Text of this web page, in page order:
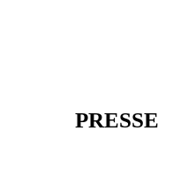
PRESSE